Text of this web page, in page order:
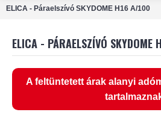
ELICA - Páraelszívó SKYDOME H16 A/100
ELICA - PÁRAELSZÍVÓ SKYDOME
A feltüntetett árak alanyi